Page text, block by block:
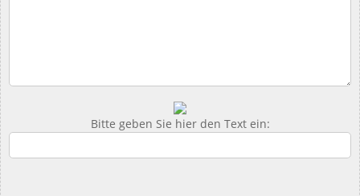
Bitte geben Sie hier den Text ein: